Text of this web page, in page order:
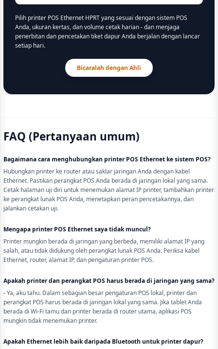
Pilih printer POS Ethernet HPRT yang sesuai dengan sistem POS
Anda, ukuran kertas, dan volume cetak harian - dan menjaga
penerbitan dan pencetakan tiket dapur Anda berjalan dengan lancar
setiap hari.
Bicaralah dengan Ahli
FAQ (Pertanyaan umum)
Bagaimana cara menghubungkan printer POS Ethernet ke sistem POS?
Hubungkan printer ke router atau saklar jaringan Anda dengan kabel
Ethernet. Pastikan perangkat POS Anda berada di jaringan lokal yang sama.
Cetak halaman uji diri untuk menemukan alamat IP printer, tambahkan printer
ke perangkat lunak POS Anda, menetapkan peran pencetakannya, dan
jalankan cetakan uji.
Mengapa printer POS Ethernet saya tidak muncul?
Printer mungkin berada di jaringan yang berbeda, memiliki alamat IP yang
salah, atau tidak didukung oleh perangkat lunak POS Anda. Periksa kabel
Ethernet, router, alamat IP, dan pengaturan printer POS.
Apakah printer dan perangkat POS harus berada di jaringan yang sama?
- Ya, aku tahu. Dalam sebagian besar pengaturan POS lokal, printer dan
perangkat POS harus berada di jaringan lokal yang sama. Jika tablet Anda
berada di Wi-Fi tamu dan printer berada di router utama, aplikasi POS
mungkin tidak menemukan printer.
Apakah Ethernet lebih baik daripada Bluetooth untuk printer dapur?